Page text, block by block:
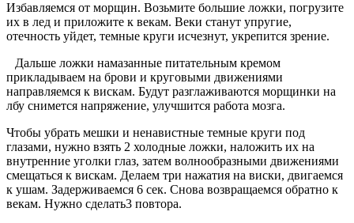
Избавляемся от морщин. Возьмите большие ложки, погрузите
их в лед и приложите к векам. Веки станут упругие,
отечность уйдет, темные круги исчезнут, укрепится зрение.
Дальше ложки намазанные питательным кремом
прикладываем на брови и круговыми движениями
направляемся к вискам. Будут разглаживаются морщинки на
лбу снимется напряжение, улучшится работа мозга.
Чтобы убрать мешки и ненавистные темные круги под
глазами, нужно взять 2 холодные ложки, наложить их на
внутренние уголки глаз, затем волнообразными движениями
смещаться к вискам. Делаем три нажатия на виски, двигаемся
к ушам. Задерживаемся 6 сек. Снова возвращаемся обратно к
векам. Нужно сделать3 повтора.